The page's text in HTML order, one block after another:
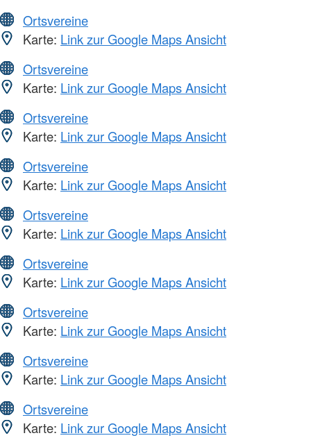
Ortsvereine
Karte: Link zur Google Maps Ansicht
Ortsvereine
Karte: Link zur Google Maps Ansicht
Ortsvereine
Karte: Link zur Google Maps Ansicht
Ortsvereine
Karte: Link zur Google Maps Ansicht
Ortsvereine
Karte: Link zur Google Maps Ansicht
Ortsvereine
Karte: Link zur Google Maps Ansicht
Ortsvereine
Karte: Link zur Google Maps Ansicht
Ortsvereine
Karte: Link zur Google Maps Ansicht
Ortsvereine
Karte: Link zur Google Maps Ansicht